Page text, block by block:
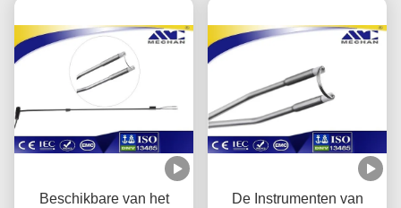
Beschikbare van het
De Instrumenten van